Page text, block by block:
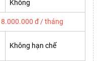
Không
8.000.000 đ / tháng
Không hạn chế